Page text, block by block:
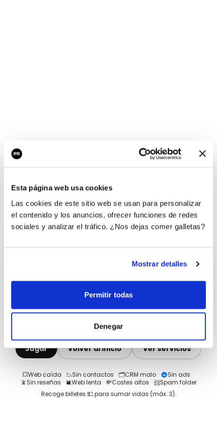
Esta página web usa cookies
Las cookies de este sitio web se usan para personalizar
el contenido y los anuncios, ofrecer funciones de redes
sociales y analizar el tráfico. ¿Nos dejas comer galletas?
Mostrar detalles
Permitir todas
Denegar
¡Ups, no hay nada por
aquí!
¿Quieres jugar al juego del empresario?
Jugar Volver al inicio Ver servicios
💥Web caída · 📉Sin contactos · 🗂️CRM malo · Sin ads ·
📵Sin reseñas · 🐌Web lenta · 💸Costes altos · 📨Spam folder
Recoge billetes 💵 para sumar vidas (máx. 3).